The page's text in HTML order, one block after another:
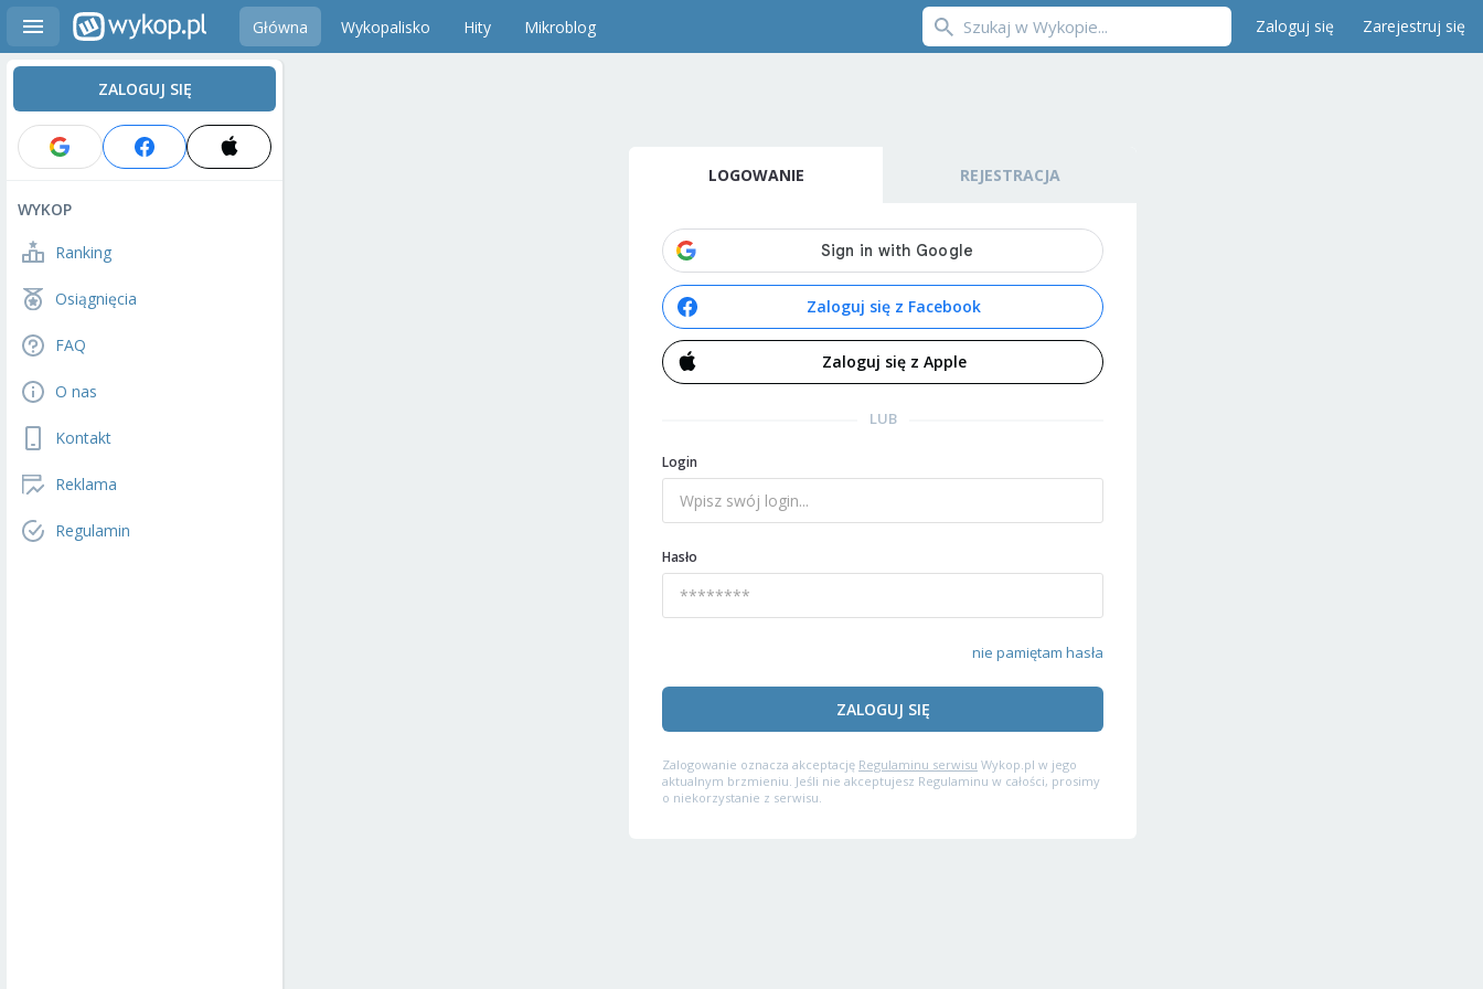
Główna Wykopalisko Hity Mikroblog Zaloguj się Zarejestruj się
ZALOGUJ SIĘ
WYKOP
Ranking
Osiągnięcia
FAQ
O nas
Kontakt
Reklama
Regulamin
LOGOWANIE REJESTRACJA
Zaloguj się z Facebook
Zaloguj się z Apple
LUB
Login
Hasło
nie pamiętam hasła
ZALOGUJ SIĘ
Zalogowanie oznacza akceptację Regulaminu serwisu Wykop.pl w jego
aktualnym brzmieniu. Jeśli nie akceptujesz Regulaminu w całości, prosimy
o niekorzystanie z serwisu.